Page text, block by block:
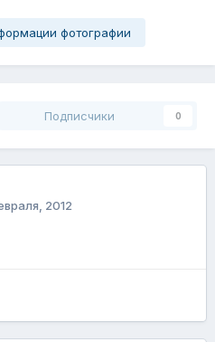
фотографии
Подписчики 0
2012